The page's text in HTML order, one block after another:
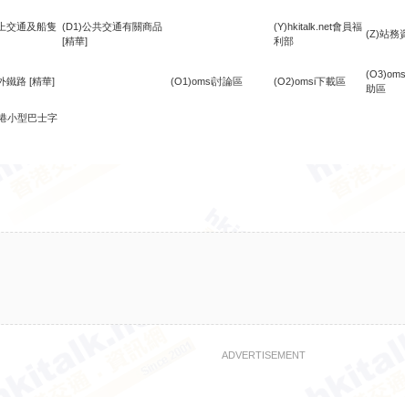
交通及船隻 (D1)公共交通有關商品
[精華]
(Y)hkitalk.net會員福
利部
(Z)站務
鐵路 [精華] (O1)omsi討論區 (O2)omsi下載區
助區
小型巴士字
ADVERTISEMENT